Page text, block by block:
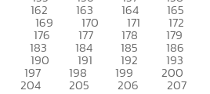
162 163 164 165
169 170 171 172
176 177 178 179
183 184 185 186
190 191 192 193
197 198 199 200
204 205 206 207